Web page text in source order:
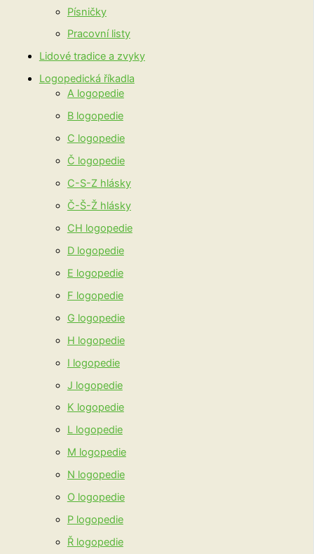
Písničky
Pracovní listy
Lidové tradice a zvyky
Logopedická říkadla
A logopedie
B logopedie
C logopedie
Č logopedie
C-S-Z hlásky
Č-Š-Ž hlásky
CH logopedie
D logopedie
E logopedie
F logopedie
G logopedie
H logopedie
I logopedie
J logopedie
K logopedie
L logopedie
M logopedie
N logopedie
O logopedie
P logopedie
Ř logopedie